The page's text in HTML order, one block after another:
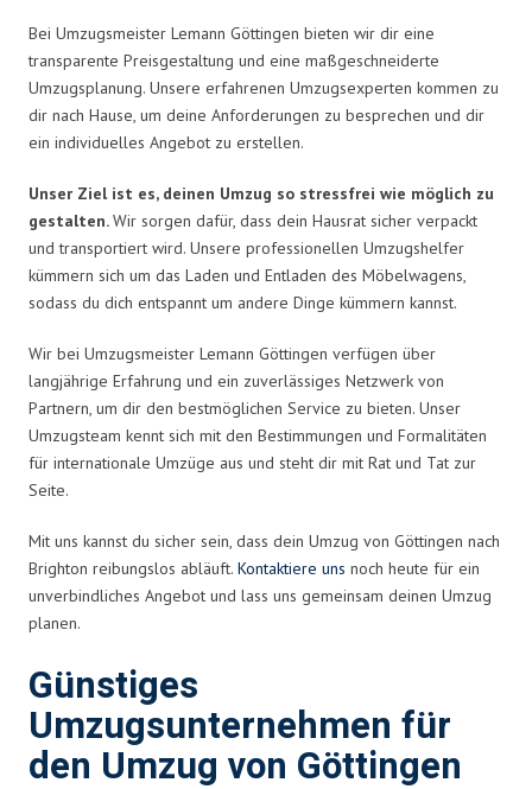
Bei Umzugsmeister Lemann Göttingen bieten wir dir eine
transparente Preisgestaltung und eine maßgeschneiderte
Umzugsplanung. Unsere erfahrenen Umzugsexperten kommen zu
dir nach Hause, um deine Anforderungen zu besprechen und dir
ein individuelles Angebot zu erstellen.
Unser Ziel ist es, deinen Umzug so stressfrei wie möglich zu
gestalten.Wir sorgen dafür, dass dein Hausrat sicher verpackt
und transportiert wird. Unsere professionellen Umzugshelfer
kümmern sich um das Laden und Entladen des Möbelwagens,
sodass du dich entspannt um andere Dinge kümmern kannst.
Wir bei Umzugsmeister Lemann Göttingen verfügen über
langjährige Erfahrung und ein zuverlässiges Netzwerk von
Partnern, um dir den bestmöglichen Service zu bieten. Unser
Umzugsteam kennt sich mit den Bestimmungen und Formalitäten
für internationale Umzüge aus und steht dir mit Rat und Tat zur
Seite.
Mit uns kannst du sicher sein, dass dein Umzug von Göttingen nach
Brighton reibungslos abläuft. Kontaktiere uns noch heute für ein
unverbindliches Angebot und lass uns gemeinsam deinen Umzug
planen.
Günstiges
Umzugsunternehmen für
den Umzug von Göttingen